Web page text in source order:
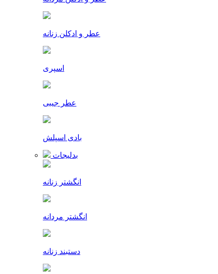
عطر و ادکلن زنانه
اسپری
عطر جیبی
بادی اسپلش
بدلیجات
انگشتر زنانه
انگشتر مردانه
دستبند زنانه